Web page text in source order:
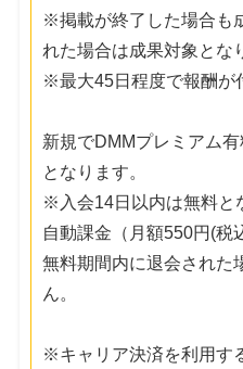
※掲載が終了した場合も
れた場合は成果対象とな
※最大45日程度で報酬が
新規でDMMプレミアム
となります。
※入会14日以内は無料と
自動課金（月額550円(税
無料期間内に退会された
ん。
※キャリア決済を利用す